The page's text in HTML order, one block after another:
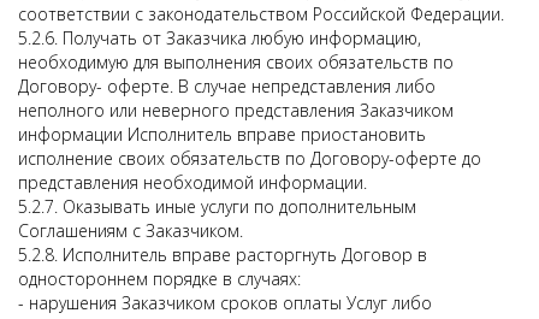
соответствии с законодательством Российской Федерации.
5.2.6. Получать от Заказчика любую информацию,
необходимую для выполнения своих обязательств по
Договору- оферте. В случае непредставления либо
неполного или неверного представления Заказчиком
информации Исполнитель вправе приостановить
исполнение своих обязательств по Договору-оферте до
представления необходимой информации.
5.2.7. Оказывать иные услуги по дополнительным
Соглашениям с Заказчиком.
5.2.8. Исполнитель вправе расторгнуть Договор в
одностороннем порядке в случаях:
- нарушения Заказчиком сроков оплаты Услуг либо